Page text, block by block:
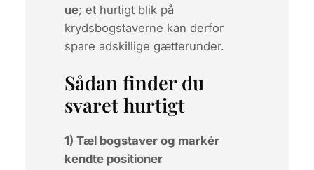
ue; et hurtigt blik på
krydsbogstaverne kan derfor
spare adskillige gætterunder.
Sådan finder du
svaret hurtigt
1) Tæl bogstaver og markér
kendte positioner